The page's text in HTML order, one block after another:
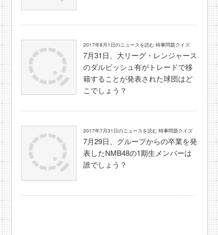
2017年8月1日のニュースを読む 時事問題クイズ
7月31日、大リーグ・レンジャース
のダルビッシュ有がトレードで移
籍することが発表された球団はど
こでしょう？
2017年7月31日のニュースを読む 時事問題クイズ
7月29日、グループからの卒業を発
表したNMB48の1期生メンバーは
誰でしょう？